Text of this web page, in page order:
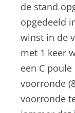
de stand
opgedeeld
winst in de
met 1 keer
een C
voorronde
voorronde